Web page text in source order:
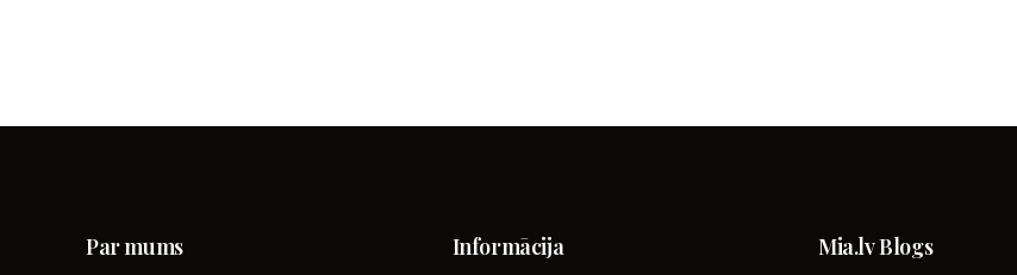
Par mums Informācija Mia.lv Blogs